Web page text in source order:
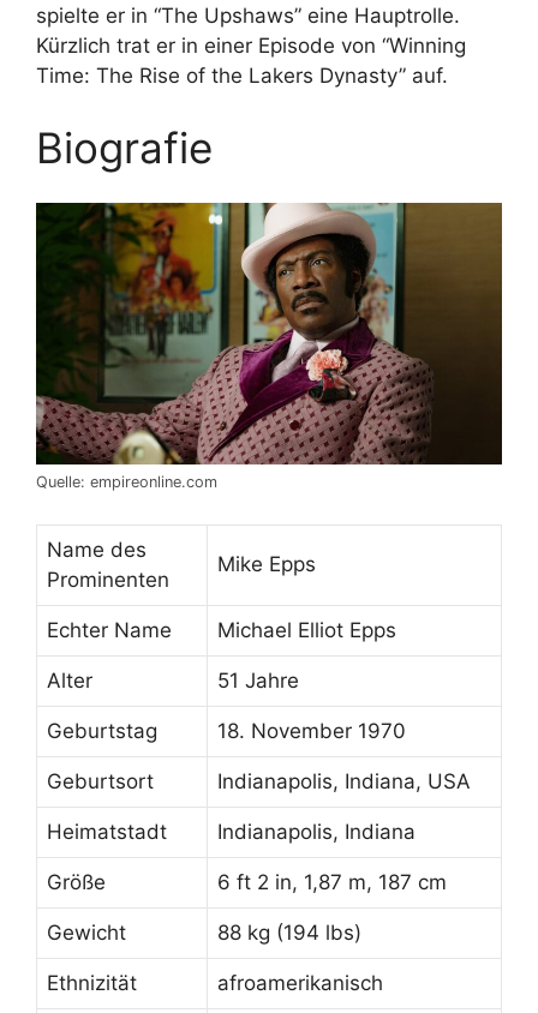
spielte er in “The Upshaws” eine Hauptrolle.
Kürzlich trat er in einer Episode von “Winning
Time: The Rise of the Lakers Dynasty” auf.
Biografie
Quelle: empireonline.com
Name des
Prominenten
Mike Epps
Echter Name Michael Elliot Epps
Alter 51 Jahre
Geburtstag 18. November 1970
Geburtsort Indianapolis, Indiana, USA
Heimatstadt Indianapolis, Indiana
Größe 6 ft 2 in, 1,87 m, 187 cm
Gewicht 88 kg (194 lbs)
Ethnizität afroamerikanisch